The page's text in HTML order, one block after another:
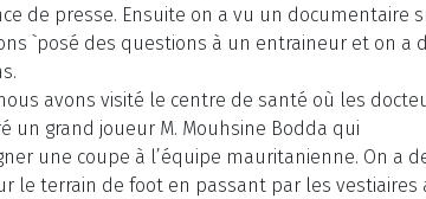
de presse. Ensuite on a vu un documentaire
`posé des questions à un entraineur et on
avons visité le centre de santé où les
un grand joueur M. Mouhsine Bodda qui
une coupe à l’équipe mauritanienne. On a
le terrain de foot en passant par les vestiaires